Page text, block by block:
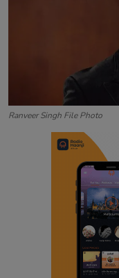
Ranveer Singh File Photo